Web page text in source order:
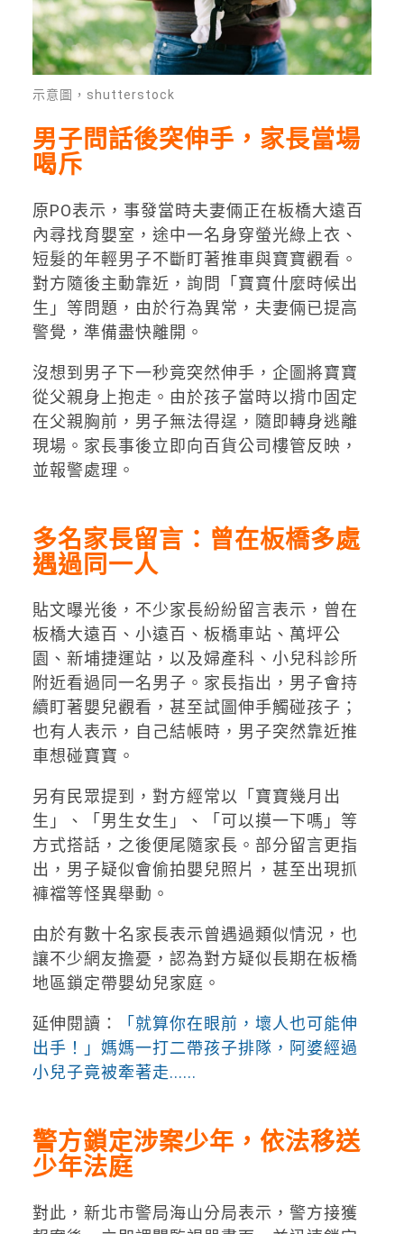
示意圖，shutterstock
男子問話後突伸手，家長當場
喝斥
原PO表示，事發當時夫妻倆正在板橋大遠百
內尋找育嬰室，途中一名身穿螢光綠上衣、
短髮的年輕男子不斷盯著推車與寶寶觀看。
對方隨後主動靠近，詢問「寶寶什麼時候出
生」等問題，由於行為異常，夫妻倆已提高
警覺，準備盡快離開。
沒想到男子下一秒竟突然伸手，企圖將寶寶
從父親身上抱走。由於孩子當時以揹巾固定
在父親胸前，男子無法得逞，隨即轉身逃離
現場。家長事後立即向百貨公司樓管反映，
並報警處理。
多名家長留言：曾在板橋多處
遇過同一人
貼文曝光後，不少家長紛紛留言表示，曾在
板橋大遠百、小遠百、板橋車站、萬坪公
園、新埔捷運站，以及婦產科、小兒科診所
附近看過同一名男子。家長指出，男子會持
續盯著嬰兒觀看，甚至試圖伸手觸碰孩子；
也有人表示，自己結帳時，男子突然靠近推
車想碰寶寶。
另有民眾提到，對方經常以「寶寶幾月出
生」、「男生女生」、「可以摸一下嗎」等
方式搭話，之後便尾隨家長。部分留言更指
出，男子疑似會偷拍嬰兒照片，甚至出現抓
褲襠等怪異舉動。
由於有數十名家長表示曾遇過類似情況，也
讓不少網友擔憂，認為對方疑似長期在板橋
地區鎖定帶嬰幼兒家庭。
延伸閱讀：
「就算你在眼前，壞人也可能伸
出手！」媽媽一打二帶孩子排隊，阿婆經過
小兒子竟被牽著走......
警方鎖定涉案少年，依法移送
少年法庭
對此，新北市警局海山分局表示，警方接獲